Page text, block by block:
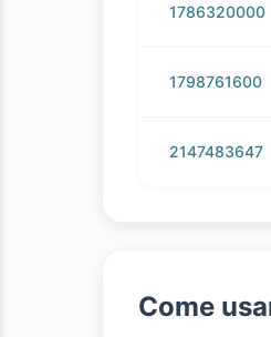
1786320000
1798761600
2147483647
Come